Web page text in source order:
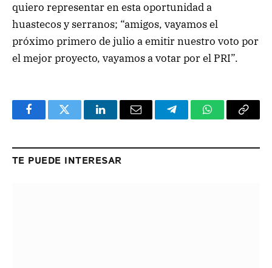
quiero representar en esta oportunidad a
huastecos y serranos; “amigos, vayamos el
próximo primero de julio a emitir nuestro voto por
el mejor proyecto, vayamos a votar por el PRI”.
FacebookTwitter LinkedInEmail TelegramWhatsApp
Copy
TE PUEDE INTERESAR